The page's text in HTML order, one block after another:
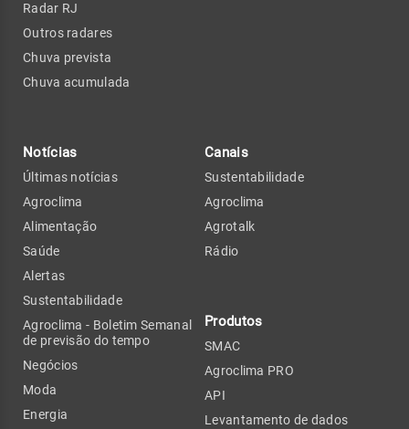
Radar RJ
Outros radares
Chuva prevista
Chuva acumulada
Notícias
Últimas notícias
Agroclima
Alimentação
Saúde
Alertas
Sustentabilidade
Agroclima - Boletim Semanal
de previsão do tempo
Negócios
Moda
Energia
Canais
Sustentabilidade
Agroclima
Agrotalk
Rádio
Produtos
SMAC
Agroclima PRO
API
Levantamento de dados